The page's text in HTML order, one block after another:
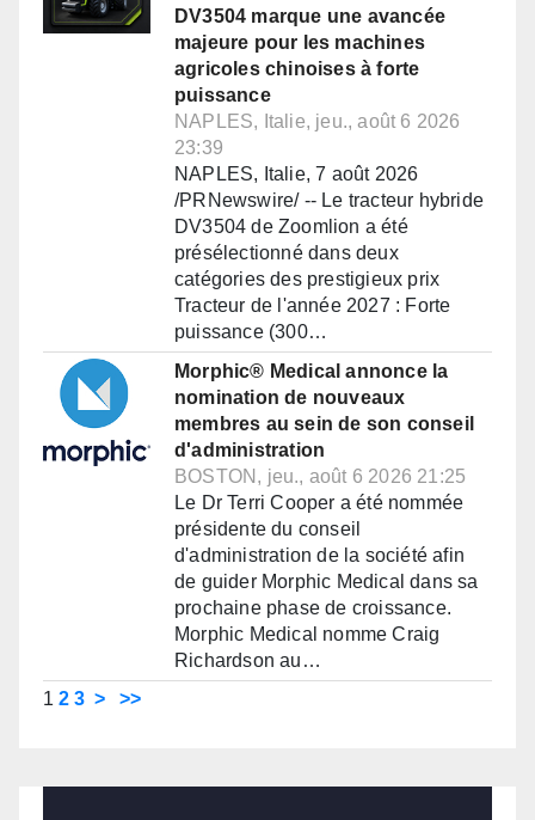
DV3504 marque une avancée
majeure pour les machines
agricoles chinoises à forte
puissance
NAPLES, Italie, jeu., août 6 2026
23:39
NAPLES, Italie, 7 août 2026
/PRNewswire/ -- Le tracteur hybride
DV3504 de Zoomlion a été
présélectionné dans deux
catégories des prestigieux prix
Tracteur de l'année 2027 : Forte
puissance (300…
Morphic® Medical annonce la
nomination de nouveaux
membres au sein de son conseil
d'administration
BOSTON, jeu., août 6 2026 21:25
Le Dr Terri Cooper a été nommée
présidente du conseil
d'administration de la société afin
de guider Morphic Medical dans sa
prochaine phase de croissance.
Morphic Medical nomme Craig
Richardson au…
1 2 3 > >>